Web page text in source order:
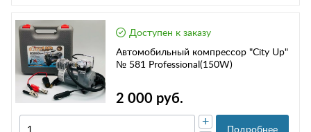
Доступен к заказу
Автомобильный компрессор "City Up"
№ 581 Professional(150W)
2 000 руб.
+